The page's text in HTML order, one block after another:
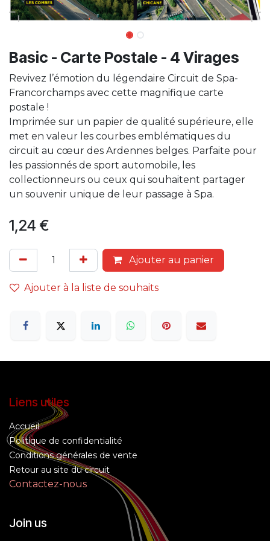
Basic - Carte Postale - 4 Virages
Revivez l’émotion du légendaire Circuit de Spa-
Francorchamps avec cette magnifique carte
postale !
Imprimée sur un papier de qualité supérieure, elle
met en valeur les courbes emblématiques du
circuit au cœur des Ardennes belges. Parfaite pour
les passionnés de sport automobile, les
collectionneurs ou ceux qui souhaitent partager
un souvenir unique de leur passage à Spa.
1,24 €
Ajouter au panier
Ajouter à la liste de souhaits
Liens utiles
Accueil
Politique de confidentialité
Conditions générales de vente
Retour au site du circuit
Contactez-nous
Join us